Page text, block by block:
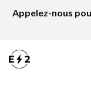
Appelez-nous